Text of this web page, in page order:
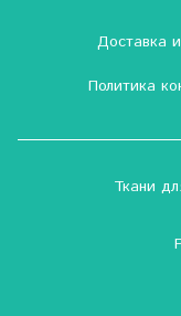
Доставка
Политика
Ткани